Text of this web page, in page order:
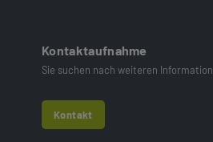
Kontaktaufnahme
Sie suchen nach weiteren
Kontakt